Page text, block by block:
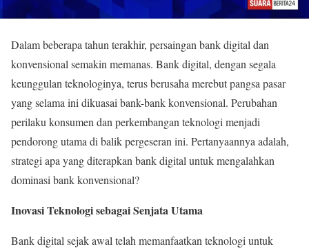
Dalam beberapa tahun terakhir, persaingan bank digital dan
konvensional semakin memanas. Bank digital, dengan segala
keunggulan teknologinya, terus berusaha merebut pangsa pasar
yang selama ini dikuasai bank-bank konvensional. Perubahan
perilaku konsumen dan perkembangan teknologi menjadi
pendorong utama di balik pergeseran ini. Pertanyaannya adalah,
strategi apa yang diterapkan bank digital untuk mengalahkan
dominasi bank konvensional?
Inovasi Teknologi sebagai Senjata Utama
Bank digital sejak awal telah memanfaatkan teknologi untuk